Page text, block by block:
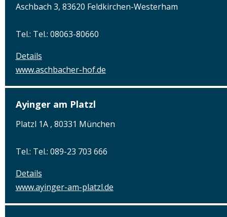
Aschbach 3, 83620 Feldkirchen-Westerham
Tel.: Tel.: 08063-80660
Details
www.aschbacher-hof.de
Ayinger am Platzl
Platzl 1A , 80331 München
Tel.: Tel.: 089-23 703 666
Details
www.ayinger-am-platzl.de